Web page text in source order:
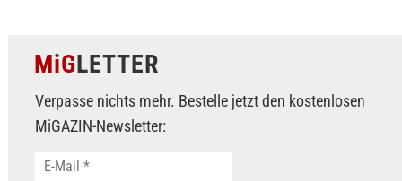
MiGLETTER
Verpasse nichts mehr. Bestelle jetzt den kostenlosen
MiGAZIN-Newsletter: